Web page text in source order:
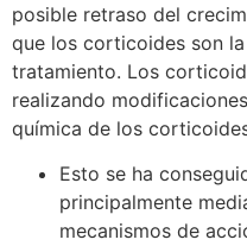
posible retraso del
que los corticoides son
tratamiento. Los
realizando
química de los
Esto se ha
principalmente
mecanismos de